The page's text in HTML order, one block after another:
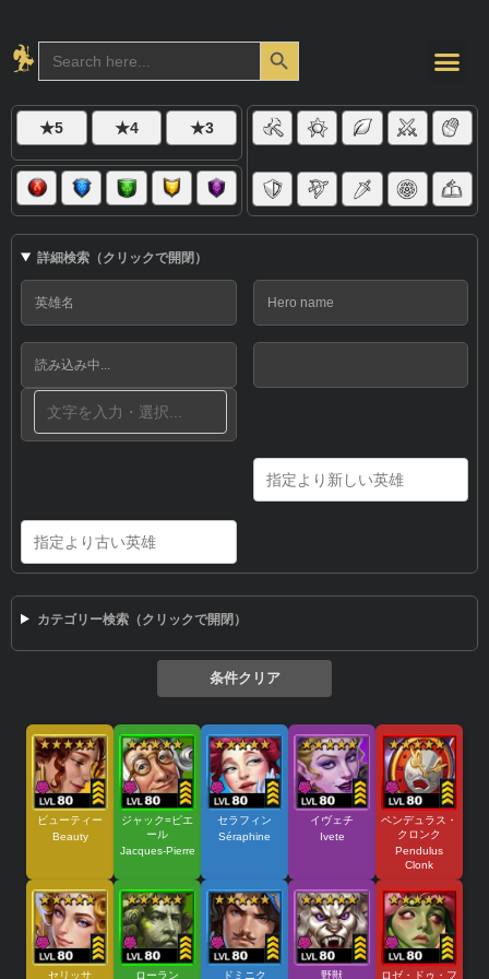
Search
for:
Search Button
★5 ★4 ★3
詳細検索（クリックで開閉）
英雄名 Hero name
読み込み中...
カテゴリー検索（クリックで開閉）
条件クリア
ビューティー
Beauty
ジャック=ピエ
ール
Jacques-Pierre
セラフィン
Séraphine
イヴェチ
Ivete
ペンデュラス・
クロンク
Pendulus
Clonk
セリッサ ローラン ドミニク 野獣 ロゼ・ドゥ・フ